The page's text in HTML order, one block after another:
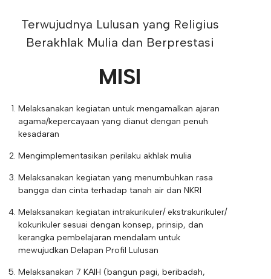
Terwujudnya Lulusan yang Religius
Berakhlak Mulia dan Berprestasi
MISI
Melaksanakan kegiatan untuk mengamalkan ajaran
agama/kepercayaan yang dianut dengan penuh
kesadaran
Mengimplementasikan perilaku akhlak mulia
Melaksanakan kegiatan yang menumbuhkan rasa
bangga dan cinta terhadap tanah air dan NKRI
Melaksanakan kegiatan intrakurikuler/ ekstrakurikuler/
kokurikuler sesuai dengan konsep, prinsip, dan
kerangka pembelajaran mendalam untuk
mewujudkan Delapan Profil Lulusan
Melaksanakan 7 KAIH (bangun pagi, beribadah,